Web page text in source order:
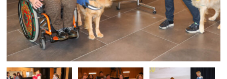
Changing the current slide of this carousel will change the